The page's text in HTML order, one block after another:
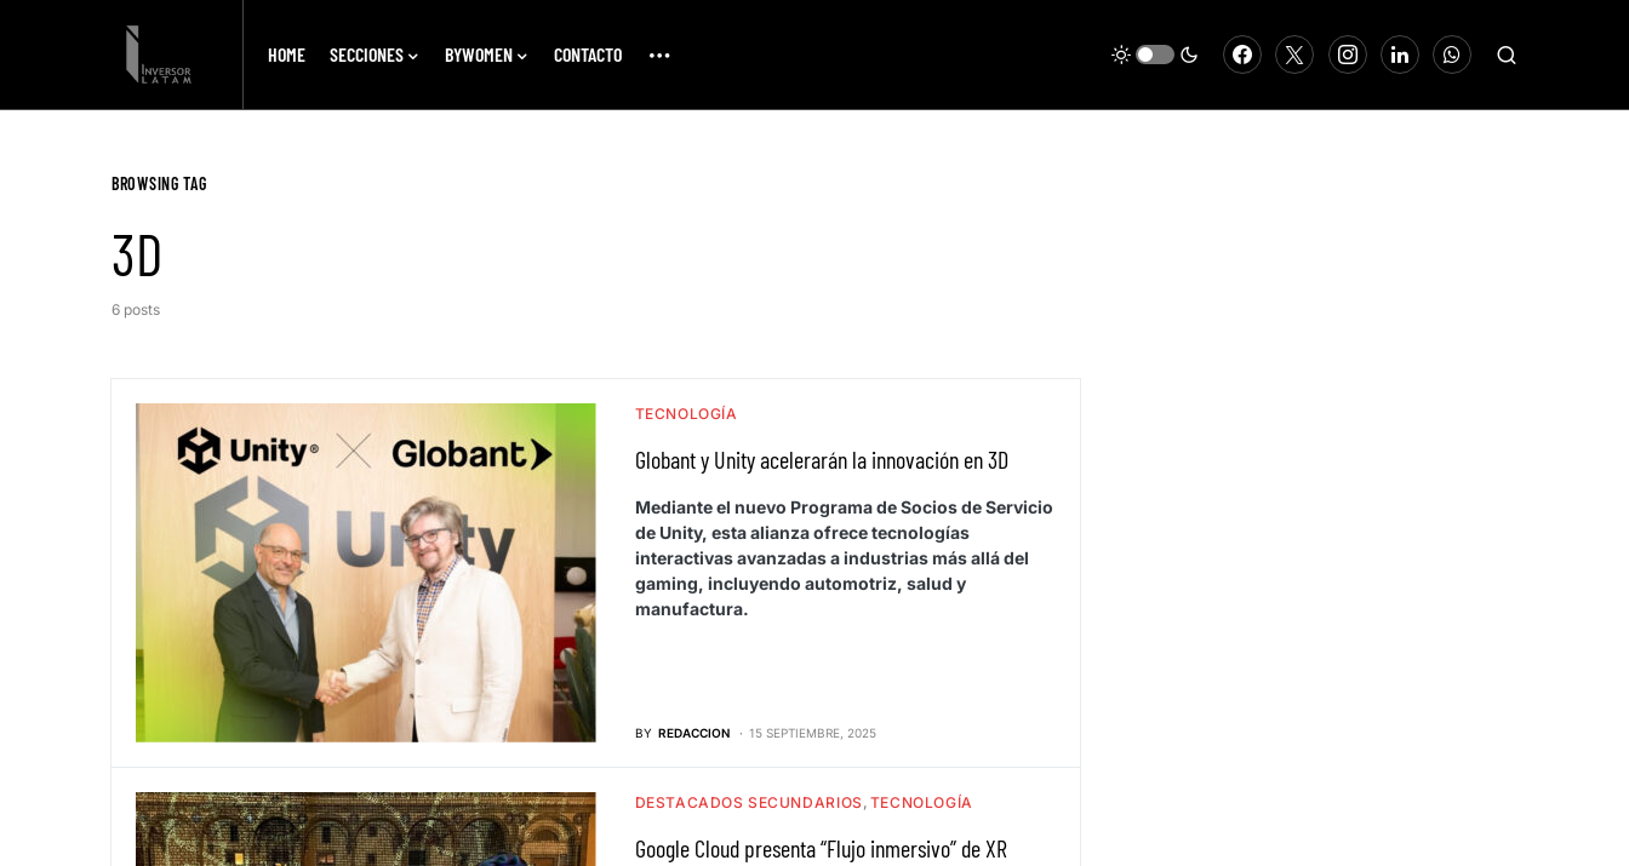
HOME SECCIONES BYWOMEN CONTACTO
BROWSING TAG
3D
6 posts
TECNOLOGÍA
Globant y Unity acelerarán la innovación en 3D
Mediante el nuevo Programa de Socios de Servicio
de Unity, esta alianza ofrece tecnologías
interactivas avanzadas a industrias más allá del
gaming, incluyendo automotriz, salud y
manufactura.
BY REDACCION 15 SEPTIEMBRE, 2025
DESTACADOS SECUNDARIOS TECNOLOGÍA
Google Cloud presenta “Flujo inmersivo” de XR